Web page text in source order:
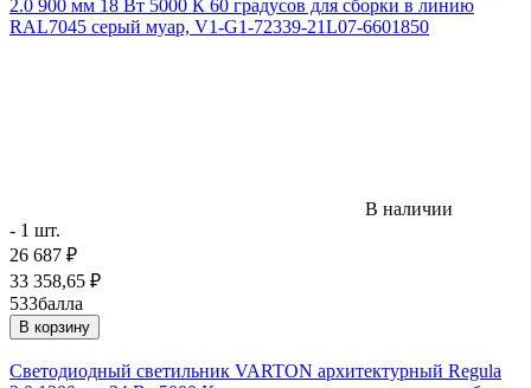
2.0 900 мм 18 Вт 5000 К 60 градусов для сборки в линию
RAL7045 серый муар, V1-G1-72339-21L07-6601850
В наличии
- 1 шт.
26 687 ₽
33 358,65 ₽
533балла
В корзину
Светодиодный светильник VARTON архитектурный Regula